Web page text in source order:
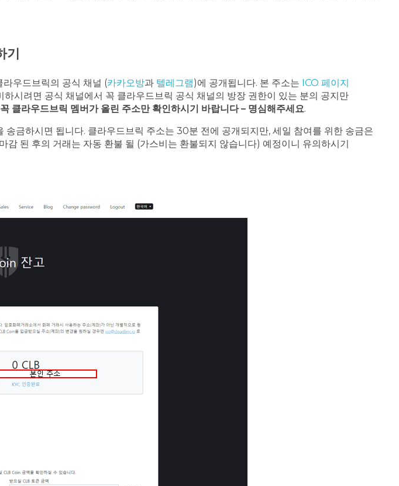
우드브릭의 공식 채널 (카카오방과 텔레그램)에 공개됩니다. 본 주소는 ICO 페이지
하시려면 공식 채널에서 꼭 클라우드브릭 공식 채널의 방장 권한이 있는 분의 공지만
클라우드브릭 멤버가 올린 주소만 확인하시기 바랍니다 – 명심해주세요.
금하시면 됩니다. 클라우드브릭 주소는 30분 전에 공개되지만, 세일 참여를 위한 송금은
된 후의 거래는 자동 환불 될 (가스비는 환불되지 않습니다) 예정이니 유의하시기